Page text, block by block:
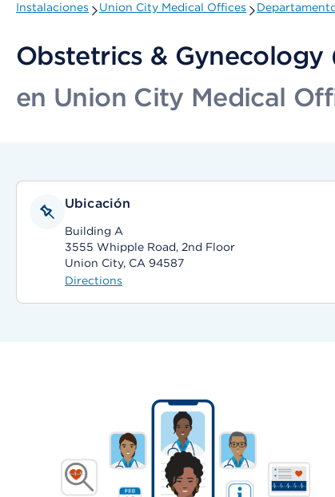
Instalaciones Union City Medical Offices
Obstetrics & Gynecology
en Union City Medical
Ubicación
Building A
3555 Whipple Road, 2nd Floor
Union City, CA 94587
Directions